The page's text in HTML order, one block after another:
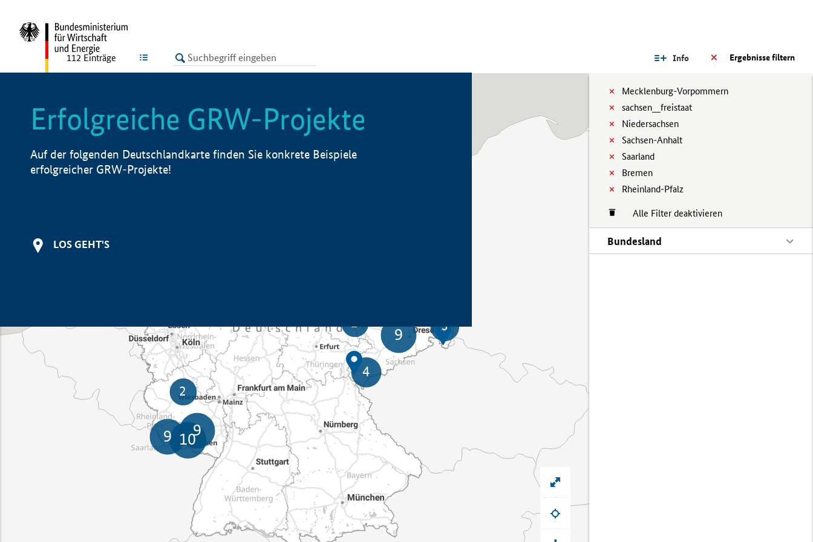
LISTE Ergebnisse filtern
Info
Mecklenburg-Vorpommern
sachsen__freistaat
Niedersachsen
Sachsen-Anhalt
Saarland
Bremen
Rheinland-Pfalz
Alle Filter deaktivieren
Bundesland
112 Einträge
Erfolgreiche GRW-Projekte
Auf der folgenden Deutschlandkarte finden Sie konkrete Beispiele
erfolgreicher GRW-Projekte!
LOS GEHT'S